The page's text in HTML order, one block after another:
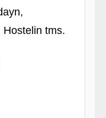
Hostelin tms.